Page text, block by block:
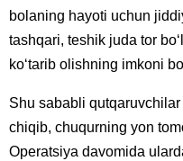
bolaning hayoti uchun
tashqari, teshik juda tor
ko‘tarib olishning imkoni
Shu sababli
chiqib, chuqurning yon
Operatsiya davomida